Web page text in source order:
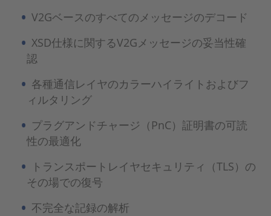
V2Gベースのすべてのメッセージのデコード
XSD仕様に関するV2Gメッセージの妥当性確
認
各種通信レイヤのカラーハイライトおよびフ
ィルタリング
プラグアンドチャージ（PnC）証明書の可読
性の最適化
トランスポートレイヤセキュリティ（TLS）の
その場での復号
不完全な記録の解析